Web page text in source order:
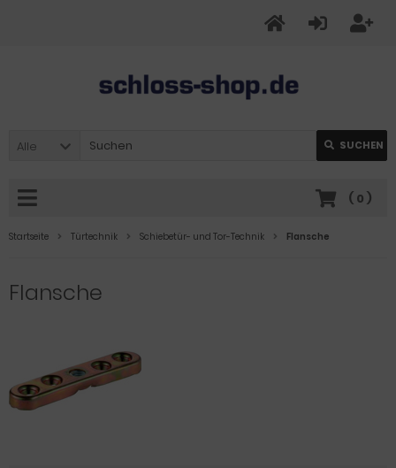
Alle SUCHEN
( 0 )
Startseite Türtechnik Schiebetür- und Tor-Technik Flansche
Flansche